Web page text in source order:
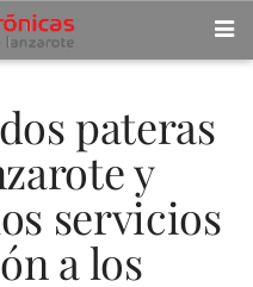
pateras
y
servicios
a los